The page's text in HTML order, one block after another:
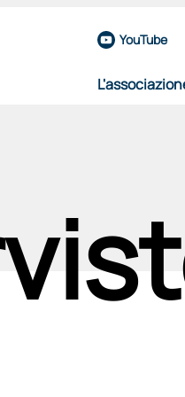
YouTube
team
organi e